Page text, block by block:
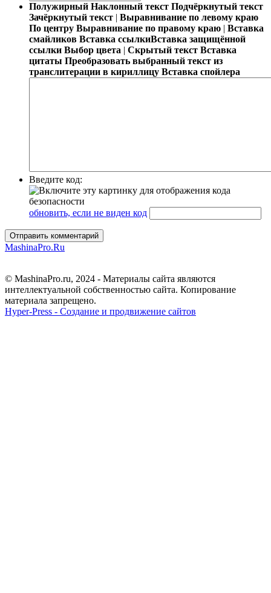
Полужирный Наклонный текст Подчёркнутый текст
Зачёркнутый текст | Выравнивание по левому краю
По центру Выравнивание по правому краю | Вставка
смайликов Вставка ссылкиВставка защищённой
ссылки Выбор цвета | Скрытый текст Вставка
цитаты Преобразовать выбранный текст из
транслитерации в кириллицу Вставка спойлера
Введите код:
обновить, если не виден код
Отправить комментарий
MashinaPro.Ru
© MashinaPro.ru, 2024 - Материалы сайта являются
интеллектуальной собственностью сайта. Копирование
материала запрещено.
Hyper-Press - Создание и продвижение сайтов